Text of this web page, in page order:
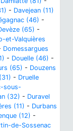
- Davejean (11)
(46) -
(65) -
et-Valquières
Domessargues
- Douelle (46) -
(65) - Douzens
- Druelle
sous-
(32) - Duravel
(11) - Durbans
(12) -
de-Sossenac